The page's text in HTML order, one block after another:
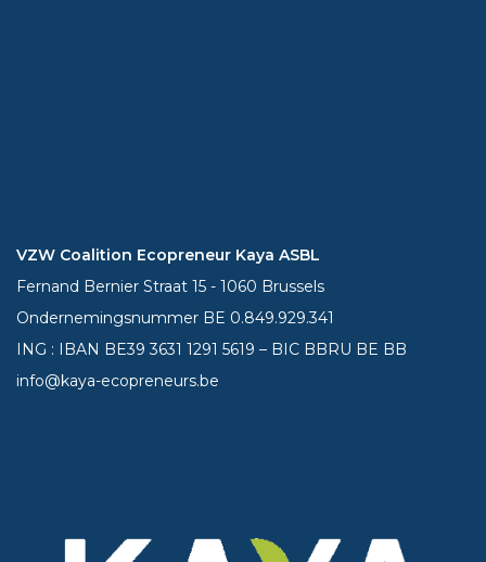
VZW Coalition Ecopreneur Kaya ASBL
Fernand Bernier Straat 15 - 1060 Brussels
Ondernemingsnummer BE 0.849.929.341
ING : IBAN BE393631 1291 5619 – BIC BBRU BE BB
info@kaya-ecopreneurs.be